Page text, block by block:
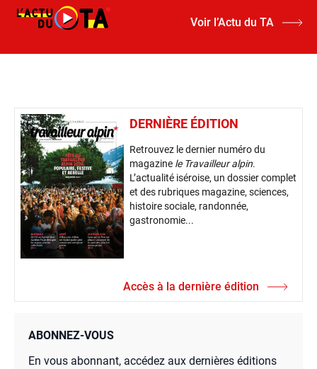
Voir l’Actu du TA
DERNIÈRE ÉDITION
Retrouvez le dernier numéro du
magazine le Travailleur alpin.
L’actualité iséroise, un dossier complet
et des rubriques magazine, sciences,
histoire sociale, randonnée,
gastronomie...
Accès à la dernière édition
ABONNEZ-VOUS
En vous abonnant, accédez aux dernières éditions